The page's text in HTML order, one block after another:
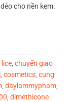
cho nền kem.
chuyển giao
cosmetics cung
daylammypham
dimethicone